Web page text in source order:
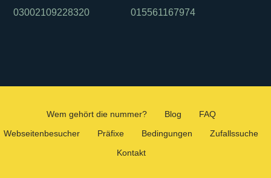
03002109228320 015561167974
Wem gehört die nummer? Blog
FAQ
Webseitenbesucher
Präfixe Bedingungen
Zufallssuche
Kontakt